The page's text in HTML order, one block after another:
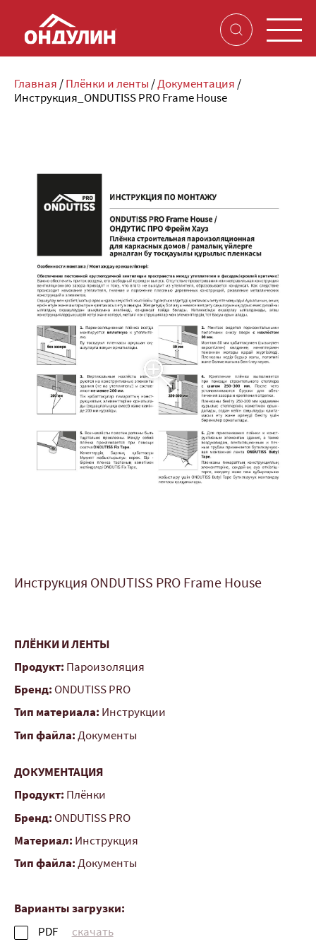
Главная / Плёнки и ленты / Документация /
Инструкция_ONDUTISS PRO Frame House
Инструкция ONDUTISS PRO Frame House
ПЛЁНКИ И ЛЕНТЫ
Продукт: Пароизоляция
Бренд: ONDUTISS PRO
Тип материала: Инструкции
Тип файла: Документы
ДОКУМЕНТАЦИЯ
Продукт: Плёнки
Бренд: ONDUTISS PRO
Материал: Инструкция
Тип файла: Документы
Варианты загрузки:
PDF скачать